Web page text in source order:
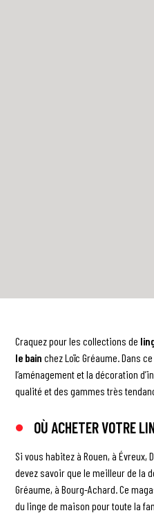
Craquez pour les collections de
le bainchez Loïc Gréaume. Dans
l’aménagement et la décoration
qualité et des gammes très
OÙ ACHETER VOTRE
Si vous habitez à Rouen, à Évreux,
devez savoir que le meilleur de la
Gréaume, à Bourg-Achard. Ce
du linge de maison pour toute la